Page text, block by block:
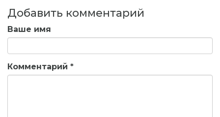
Добавить комментарий
Ваше имя
Комментарий *